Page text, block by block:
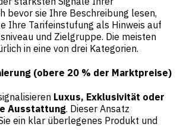
bevor sie Ihre Beschreibung lesen,
Ihre Tarifeinstufung als Hinweis auf
und Zielgruppe. Die meisten
in eine von drei Kategorien.
(obere 20 % der Marktpreise)
Luxus, Exklusivität oder
Ausstattung. Dieser Ansatz
ein klar überlegenes Produkt und